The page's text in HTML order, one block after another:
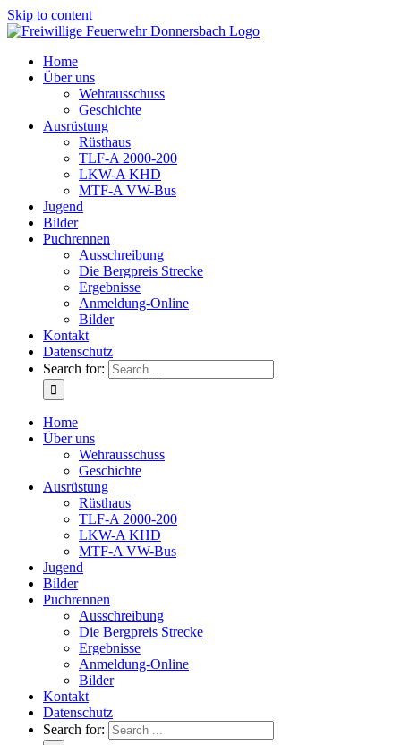
Skip to content
Home
Über uns
Wehrausschuss
Geschichte
Ausrüstung
Rüsthaus
TLF-A 2000-200
LKW-A KHD
MTF-A VW-Bus
Jugend
Bilder
Puchrennen
Ausschreibung
Die Bergpreis Strecke
Ergebnisse
Anmeldung-Online
Bilder
Kontakt
Datenschutz
Search for:
Home
Über uns
Wehrausschuss
Geschichte
Ausrüstung
Rüsthaus
TLF-A 2000-200
LKW-A KHD
MTF-A VW-Bus
Jugend
Bilder
Puchrennen
Ausschreibung
Die Bergpreis Strecke
Ergebnisse
Anmeldung-Online
Bilder
Kontakt
Datenschutz
Search for: